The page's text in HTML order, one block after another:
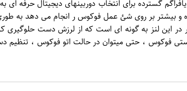
فوکوس ، حتی میتوان در حالت اتو فوکوس ، تنظیم